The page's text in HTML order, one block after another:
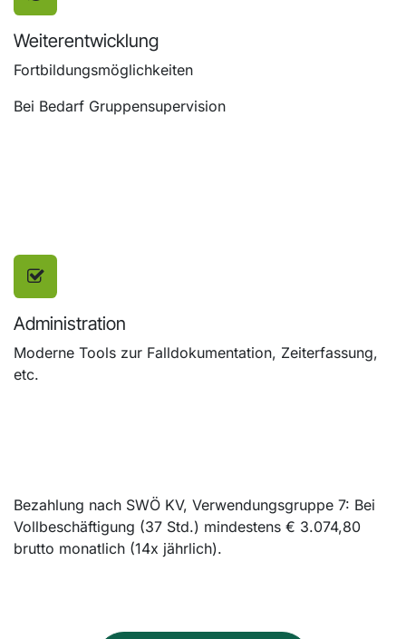
Weiterentwicklung
Fortbildungsmöglichkeiten
Bei Bedarf Gruppensupervision
Administration
Moderne Tools zur Falldokumentation, Zeiterfassung,
etc.
Bezahlung nach SWÖ KV, Verwendungsgruppe 7: Bei
Vollbeschäftigung (37 Std.) mindestens € 3.074,80
brutto monatlich (14x jährlich).